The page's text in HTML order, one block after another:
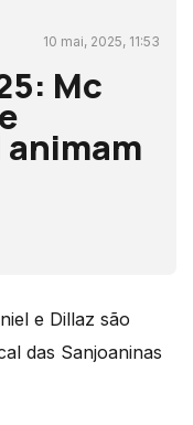
10 mai, 2025, 11:53
Mc
animam
e Dillaz são
das Sanjoaninas